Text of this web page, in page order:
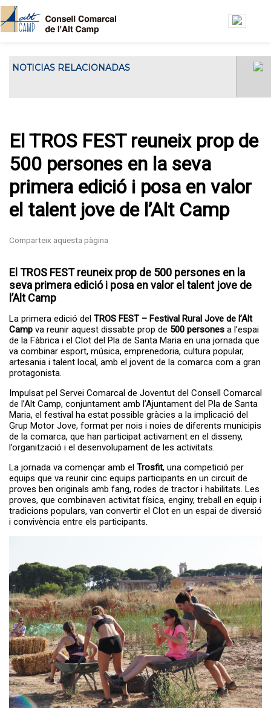
NOTICIAS RELACIONADAS
Comarcal
Servei de transport escolar
tarifat curs 2026-2027
A partir del dia 27 de juliol s'obrirà el...
Oberta la convocatòria
d'ajuts al pagament del
lloguer per a persones joves
Avui, 29 de juny, s'ha obert el termini
per sol...
El TROS FEST reuneix prop de
500 persones en la seva
primera edició i posa en valor
el talent jove de l’Alt Camp
El TROS FEST reuneix prop de 500 persones en la
seva primera edició i posa en valor el talent jove de
l’Alt Camp
La primera edició del TROS FEST – Festival Rural Jove de l’Alt
Camp va reunir aquest dissabte prop de 500 persones a l’espai
de la Fàbrica i el Clot del Pla de Santa Maria en una jornada que
va combinar esport, música, emprenedoria, cultura popular,
artesania i talent local, amb el jovent de la comarca com a gran
protagonista.
Impulsat pel Servei Comarcal de Joventut del Consell Comarcal
de l’Alt Camp, conjuntament amb l’Ajuntament del Pla de Santa
Maria, el festival ha estat possible gràcies a la implicació del
Grup Motor Jove, format per nois i noies de diferents municipis
de la comarca, que han participat activament en el disseny,
l’organització i el desenvolupament de les activitats.
La jornada va començar amb el Trosfit, una competició per
equips que va reunir cinc equips participants en un circuit de
proves ben originals amb fang, rodes de tractor i habilitats. Les
proves, que combinaven activitat física, enginy, treball en equip i
tradicions populars, van convertir el Clot en un espai de diversió
i convivència entre els participants.